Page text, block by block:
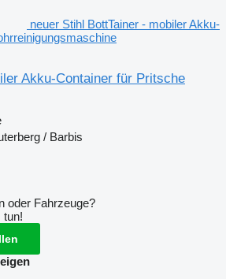
neuer Stihl BottTainer - mobiler Akku-
Akku-Container für Pritsche
/ Barbis
oder Fahrzeuge?
tun!